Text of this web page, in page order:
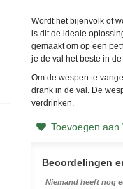
Wordt het bijenvolk of
is dit de ideale
gemaakt om op een
je de val het beste in
Om de wespen te
drank in de val. De
verdrinken.
Toevoegen aan
Beoordelingen
Niemand heeft nog